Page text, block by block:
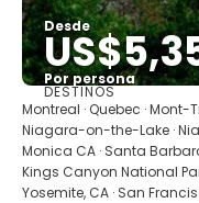
Desde
Por persona
DESTINOS
Montreal · Quebec · Mont-
Niagara-on-the-Lake ·
Monica CA · Santa
Kings Canyon National
Yosemite, CA · San